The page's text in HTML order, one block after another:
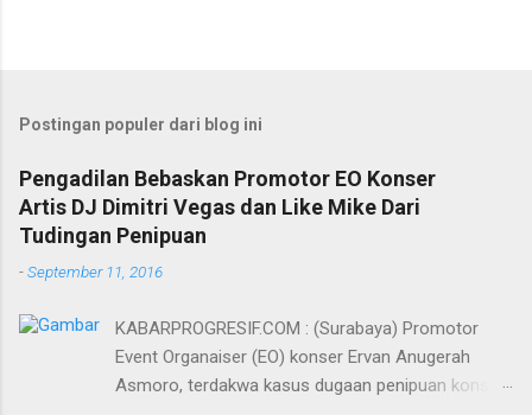
Postingan populer dari blog ini
Pengadilan Bebaskan Promotor EO Konser
Artis DJ Dimitri Vegas dan Like Mike Dari
Tudingan Penipuan
-September 11, 2016
KABARPROGRESIF.COM : (Surabaya) Promotor
Event Organaiser (EO) konser Ervan Anugerah
Asmoro, terdakwa kasus dugaan penipuan konser